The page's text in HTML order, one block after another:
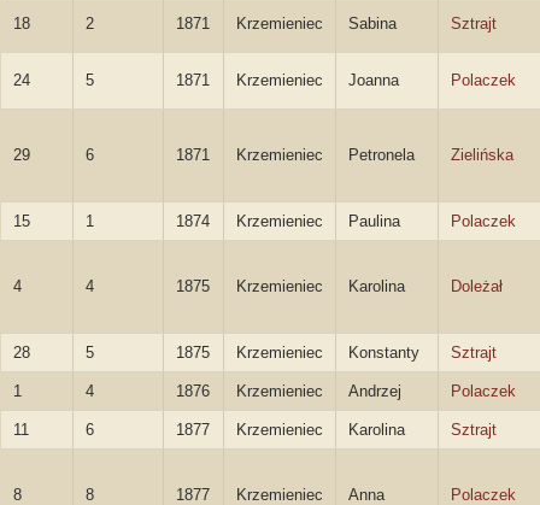
18 2 1871 Krzemieniec Sabina Sztrajt
24 5 1871 Krzemieniec Joanna Polaczek
29 6 1871 Krzemieniec Petronela Zielińska
15 1 1874 Krzemieniec Paulina Polaczek
4 4 1875 Krzemieniec Karolina Doleżał
28 5 1875 Krzemieniec Konstanty Sztrajt
1 4 1876 Krzemieniec Andrzej Polaczek
11 6 1877 Krzemieniec Karolina Sztrajt
8 8 1877 Krzemieniec Anna Polaczek